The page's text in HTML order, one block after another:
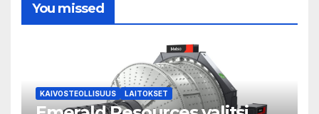
You missed
KAIVOSTEOLLISUUS LAITOKSET